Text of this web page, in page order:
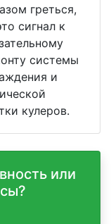
греться,
сигнал к
системы
и
кулеров.
или